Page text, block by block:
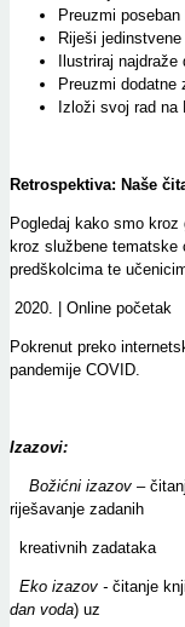
Preuzmi
Riješi
Ilustriraj
Preuzmi dodatne
Izloži svoj rad na
Retrospektiva: Naše
Pogledaj kako smo
kroz službene
predškolcima te
| Online početak
Pokrenut preko
pandemije COVID.
Izazovi:
Božićni izazov –
riješavanje zadanih
kreativnih zadataka
Eko izazov - čitanje
dan voda) uz